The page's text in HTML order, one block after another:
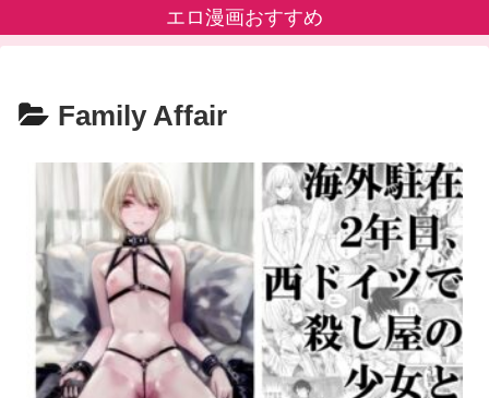
エロ漫画おすすめ
Family Affair